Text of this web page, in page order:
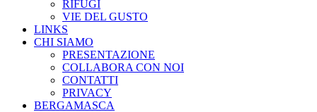
RIFUGI
VIE DEL GUSTO
LINKS
CHI SIAMO
PRESENTAZIONE
COLLABORA CON NOI
CONTATTI
PRIVACY
BERGAMASCA